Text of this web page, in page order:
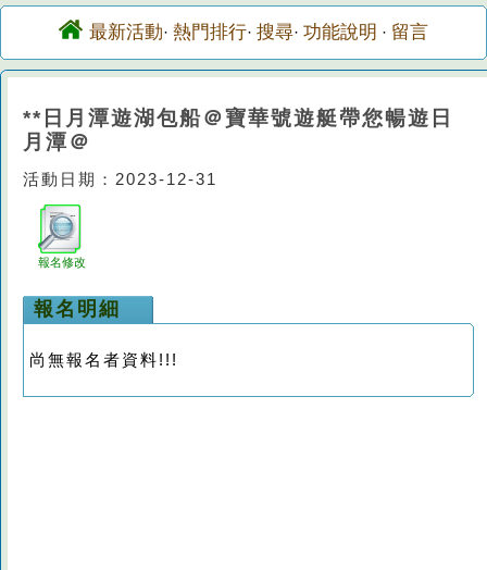
最新活動· 熱門排行· 搜尋· 功能說明 · 留言
**日月潭遊湖包船＠寶華號遊艇帶您暢遊日
月潭＠
活動日期：2023-12-31
報名修改
報名明細
尚無報名者資料!!!